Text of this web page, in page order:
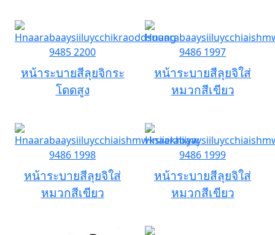
หน้าระบายสีลุยจิกระ
โดดสูง
หน้าระบายสีลุยจิใส่
หมวกสีเขียว
หน้าระบายสีลุยจิใส่
หมวกสีเขียว
หน้าระบายสีลุยจิใส่
หมวกสีเขียว